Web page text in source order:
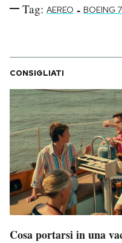
Tag: AEREO - BOEING
CONSIGLIATI
Cosa portarsi in una